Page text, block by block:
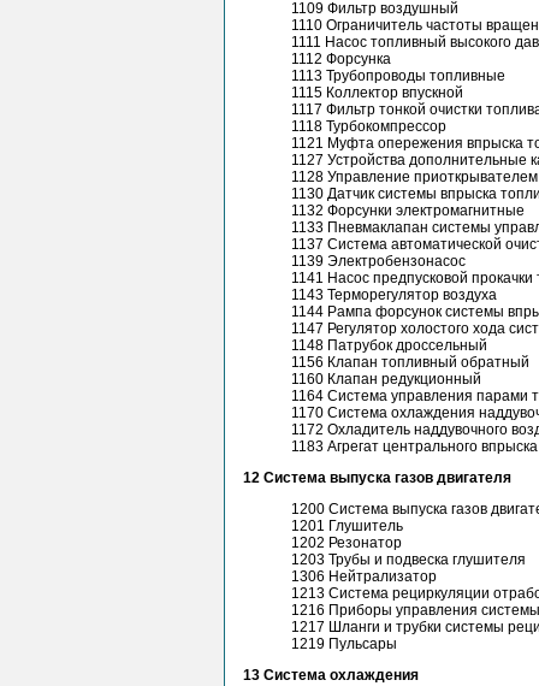
1109 Фильтр воздушный
1110 Ограничитель частоты
1111 Насос топливный высокого
1112 Форсунка
1113 Трубопроводы топливные
1115 Коллектор впускной
1117 Фильтр тонкой очистки
1118 Турбокомпрессор
1121 Муфта опережения впрыска
1127 Устройства дополнительные
1128 Управление
1130 Датчик системы впрыска
1132 Форсунки электромагнитные
1133 Пневмаклапан системы
1137 Система автоматической
1139 Электробензонасос
1141 Насос предпусковой прокачки
1143 Терморегулятор воздуха
1144 Рампа форсунок системы
1147 Регулятор холостого хода
1148 Патрубок дроссельный
1156 Клапан топливный обратный
1160 Клапан редукционный
1164 Система управления парами
1170 Система охлаждения
1172 Охладитель наддувочного
1183 Агрегат центрального впрыска
12 Система выпуска газов двигателя
1200 Система выпуска газов
1201 Глушитель
1202 Резонатор
1203 Трубы и подвеска глушителя
1306 Нейтрализатор
1213 Система рециркуляции
1216 Приборы управления
1217 Шланги и трубки системы
1219 Пульсары
13 Система охлаждения